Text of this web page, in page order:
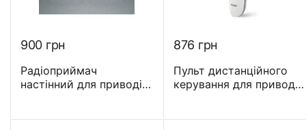
‍900‍ грн
Радіоприймач
настінний для приводів
‍876‍ грн
Пульт дистанційного
керування для приводів